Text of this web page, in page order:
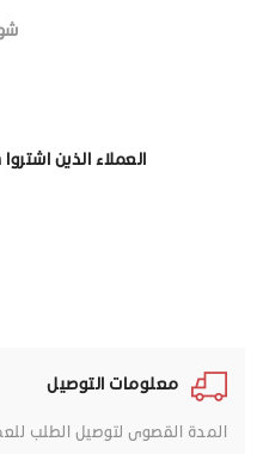
العملاء الذين
معلومات التوصيل
المدة القصوى لتوصيل الطلب للعميل هي 48 ساعه من